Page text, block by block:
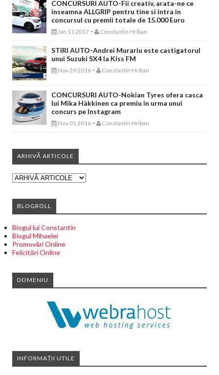
CONCURSURI AUTO-Fii creativ, arata-ne ce
inseamna ALLGRIP pentru tine si intra in
concursul cu premii totale de 15.000 Euro
Jan 11 2017 - Constantin Hriban
STIRI AUTO-Andrei Murariu este castigatorul
unui Suzuki SX4 la Kiss FM
Nov 29 2016 - Constantin Hriban
CONCURSURI AUTO-Nokian Tyres ofera casca
lui Mika Häkkinen ca premiu in urma unui
concurs pe Instagram
Nov 01 2016 - Constantin Hriban
ARHIVĂ ARTICOLE
BLOGROLL
Blogul lui Constantin
Blogul Mihaelei
Promovări Online
Felicitări Online
DOMENIU
INFORMAȚII UTILE